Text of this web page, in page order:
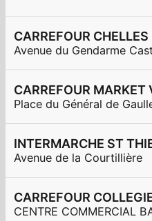
CARREFOUR CHELLES
Avenue du Gendarme
Place du Général de
Avenue de la Courtillière
CARREFOUR
CENTRE COMMERCIAL